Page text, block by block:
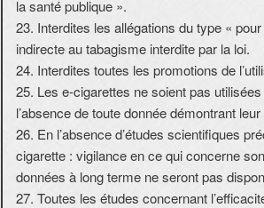
la santé publique ».
23. Interdites les allégations du type «
indirecte au tabagisme interdite par la loi.
24. Interdites toutes les promotions de
25. Les e-cigarettes ne soient pas
l’absence de toute donnée démontrant
26. En l’absence d’études scientifiques
cigarette : vigilance en ce qui concerne
données à long terme ne seront pas
27. Toutes les études concernant